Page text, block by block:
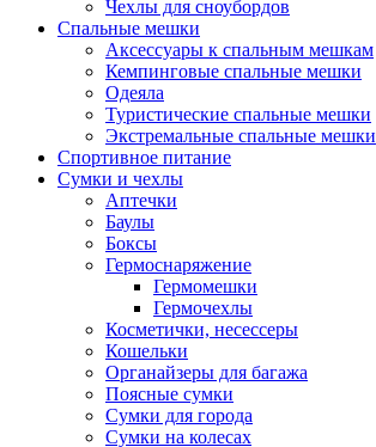
Чехлы для сноубордов
Спальные мешки
Аксессуары к спальным мешкам
Кемпинговые спальные мешки
Одеяла
Туристические спальные мешки
Экстремальные спальные мешки
Спортивное питание
Сумки и чехлы
Аптечки
Баулы
Боксы
Гермоснаряжение
Гермомешки
Гермочехлы
Косметички, несессеры
Кошельки
Органайзеры для багажа
Поясные сумки
Сумки для города
Сумки на колесах